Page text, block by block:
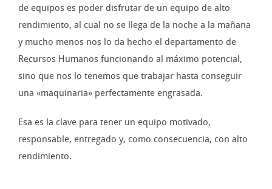
de equipos es poder disfrutar de un equipo de alto
rendimiento, al cual no se llega de la noche a la mañana
y mucho menos nos lo da hecho el departamento de
Recursos Humanos funcionando al máximo potencial,
sino que nos lo tenemos que trabajar hasta conseguir
una «maquinaria» perfectamente engrasada.
Esa es la clave para tener un equipo motivado,
responsable, entregado y, como consecuencia, con alto
rendimiento.